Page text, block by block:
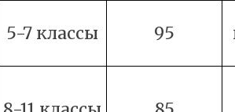
5-7 классы 95